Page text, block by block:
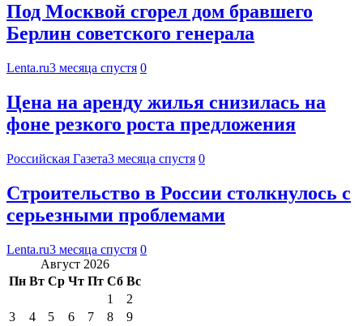
Под Москвой сгорел дом бравшего
Берлин советского генерала
Lenta.ru3 месяца спустя 0
Цена на аренду жилья снизилась на
фоне резкого роста предложения
Российская Газета3 месяца спустя 0
Строительство в России столкнулось с
серьезными проблемами
Lenta.ru3 месяца спустя 0
Август 2026
Пн Вт Ср Чт Пт Сб Вс
1
2
3
4 5 6 7 8
9